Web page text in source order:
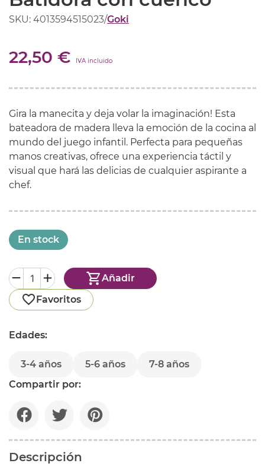
SKU: 4013594515023/Goki
22,50 € IVA incluido
Gira la manecita y deja volar la imaginación! Esta
bateadora de madera lleva la emoción de la cocina al
mundo del juego infantil. Perfecta para pequeñas
manos creativas, ofrece una experiencia táctil y
visual que hará las delicias de cualquier aspirante a
chef.
En stock
Añadir
Favoritos
Edades:
3-4 años 5-6 años
7-8 años
Compartir por:
Descripción